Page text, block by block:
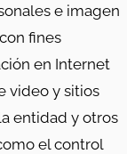
e imagen
fines
en Internet
video y sitios
entidad y otros
el control